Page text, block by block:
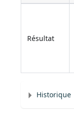
Résultat
Historique